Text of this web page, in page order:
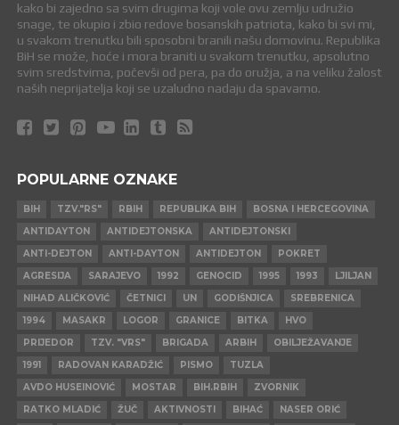
kako bi zajedno sa svim drugima koji vole ovu zemlju udružio
snage, te okupio i zbio redove bosanskih patriota, kako bi svi mi,
u svakom trenutku bili sposobni branili našu domovinu. Republika
BiH se može, hoće i mora braniti u svakom trenutku, apsolutno
svim sredstvima, počevši od pera, pa do oružja, a na veliku žalost
naših neprijatelja koji se uzaludno nadaju da spavamo.
POPULARNE OZNAKE
BIH TZV."RS" RBIH REPUBLIKA BIH
BOSNA I HERCEGOVINA
ANTIDAYTON
ANTIDEJTONSKA
ANTIDEJTONSKI
ANTI-DEJTON
ANTI-DAYTON ANTIDEJTON
POKRET
AGRESIJA
SARAJEVO 1992 GENOCID 1995 1993
LJILJAN
NIHAD ALIČKOVIĆ
ČETNICI UN GODIŠNJICA
SREBRENICA
1994
MASAKR LOGOR GRANICE BITKA
HVO
PRIJEDOR
TZV. "VRS" BRIGADA ARBIH
OBILJEŽAVANJE
1991
RADOVAN KARADŽIĆ PISMO
TUZLA
AVDO HUSEINOVIĆ
MOSTAR BIH.RBIH
ZVORNIK
RATKO MLADIĆ
ŽUČ AKTIVNOSTI BIHAĆ
NASER ORIĆ